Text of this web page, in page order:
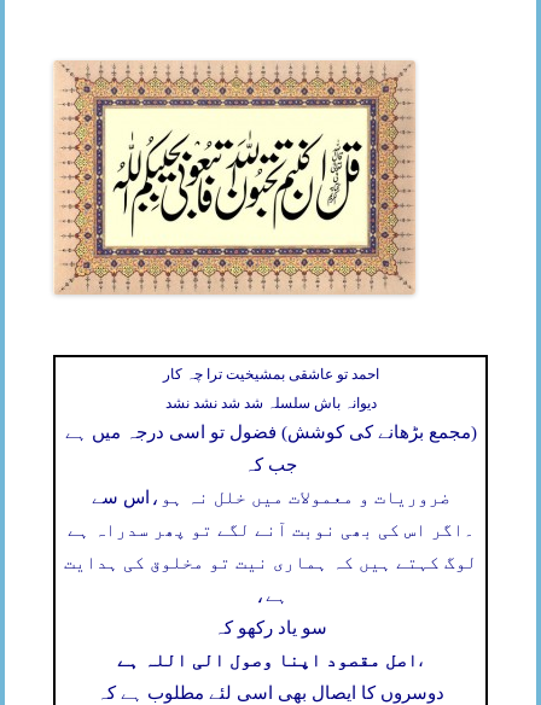
احمد تو عاشقی بمشیخیت ترا چہ کار
دیوانہ باش سلسلہ شد شد نشد نشد
(مجمع بڑھانے کی کوشش) فضول تو اسی درجہ میں ہے
جب کہ
اس سے ضروریات و معمولات میں خلل نہ ہو،
اگر اس کی بھی نوبت آنے لگے تو پھر سدراہ ہے
لوگ کہتے ہیں کہ ہماری نیت تو مخلوق کی ہدایت
ہے،
سو یاد رکھو کہ
اصل مقصود اپنا وصول الی اللہ ہے ،
دوسروں کا ایصال بھی اسی لئے مطلوب ہے کہ